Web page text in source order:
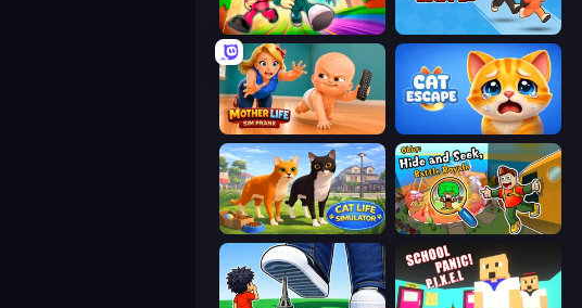
Obby Parkour Race: Multiplayer Prison Escape.io
Mother Life Simulator: Prank
Cat Life Simulator 3D Obby: Hide and Seek, Battle Royale